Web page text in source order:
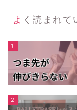
よく読まれ
1
2